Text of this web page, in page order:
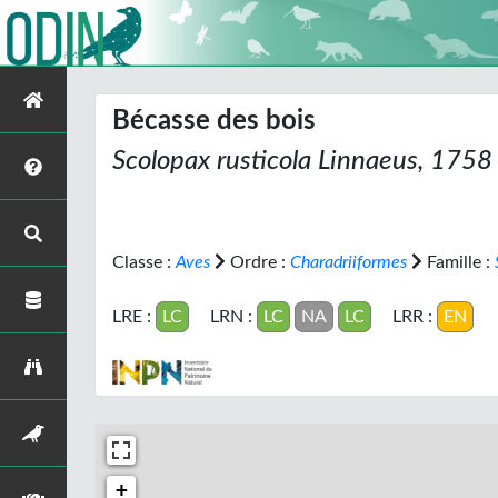
Bécasse des bois
Scolopax rusticola Linnaeus, 1758
Classe : Aves Ordre : Charadriiformes Famille :
LRE : LC LRN : LC NA LC LRR : EN
+